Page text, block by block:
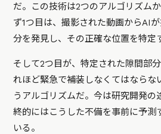
だ。この技術は2つのアルゴリズム
ず1つ目は、撮影された動画からAI
分を発見し、その正確な位置を特定
そして2つ目が、特定された隙間部
れほど緊急で補装しなくてはならな
うアルゴリズムだ。今は研究開発の
終的にはこうした不備を事前に予測
いる。